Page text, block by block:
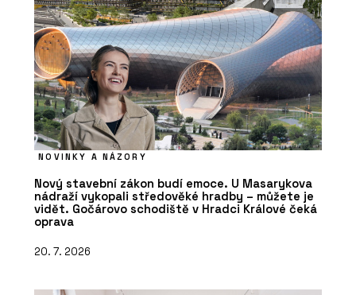
Nový dům na starém místě. Rezidence
U Milosrdných přináší do historického
centra Prahy soudobou eleganci
NOVINKY A NÁZORY
Nový stavební zákon budí emoce. U Masarykova
nádraží vykopali středověké hradby – můžete je
vidět. Gočárovo schodiště v Hradci Králové čeká
oprava
20. 7. 2026